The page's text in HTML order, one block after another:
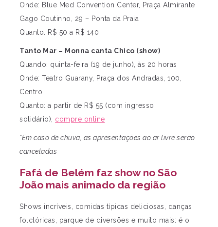
Onde: Blue Med Convention Center, Praça Almirante
Gago Coutinho, 29 – Ponta da Praia
Quanto: R$ 50 a R$ 140
Tanto Mar – Monna canta Chico (show)
Quando: quinta-feira (19 de junho), às 20 horas
Onde: Teatro Guarany, Praça dos Andradas, 100,
Centro
Quanto: a partir de R$ 55 (com ingresso
solidário), compre online
*Em caso de chuva, as apresentações ao ar livre serão
canceladas
Fafá de Belém faz show no São
João mais animado da região
Shows incríveis, comidas típicas deliciosas, danças
folclóricas, parque de diversões e muito mais: é o